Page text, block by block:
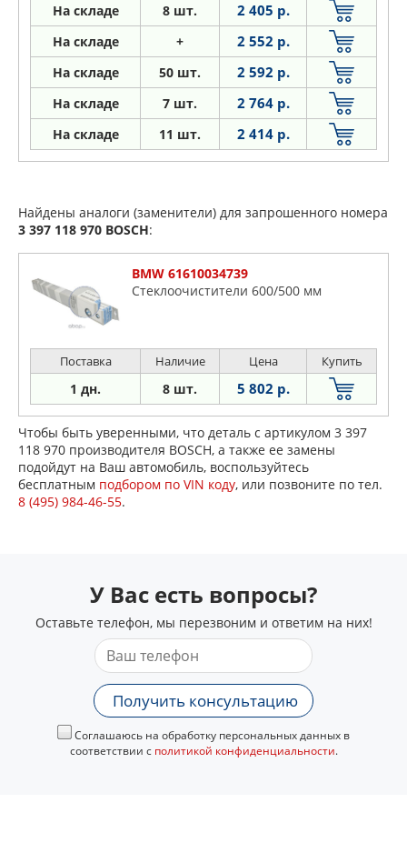
На складе 8 шт. 2 405 р.
На складе + 2 552 р.
На складе 50 шт. 2 592 р.
На складе 7 шт. 2 764 р.
На складе 11 шт. 2 414 р.
Найдены аналоги (заменители) для запрошенного номера
3 397 118 970 BOSCH:
BMW 61610034739
Стеклоочистители 600/500 мм
Поставка Наличие Цена Купить
1 дн. 8 шт. 5 802 р.
Чтобы быть уверенными, что деталь с артикулом 3 397
118 970 производителя BOSCH, а также ее замены
подойдут на Ваш автомобиль, воспользуйтесь
бесплатным подбором по VIN коду, или позвоните по тел.
8 (495) 984-46-55.
У Вас есть вопросы?
Оставьте телефон, мы перезвоним и ответим на них!
Получить консультацию
Соглашаюсь на обработку персональных данных в
соответствии с политикой конфиденциальности.